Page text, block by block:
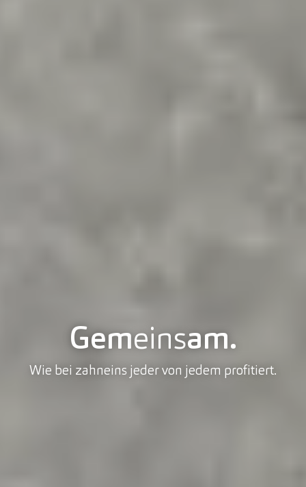
Gemeinsam.
Wie bei zahneins jeder von jedem profitiert.